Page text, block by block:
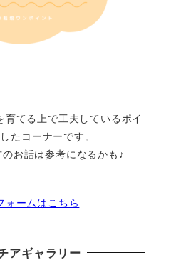
育てる上で工夫しているポイ
たコーナーです。
お話は参考になるかも♪
ォームはこちら
アギャラリー